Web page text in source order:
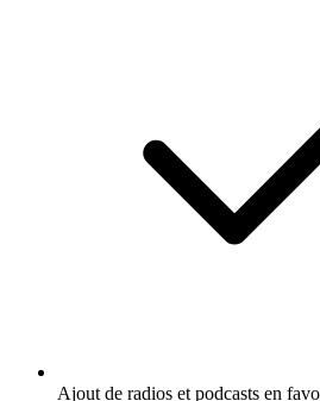
Ajout de radios et podcasts en